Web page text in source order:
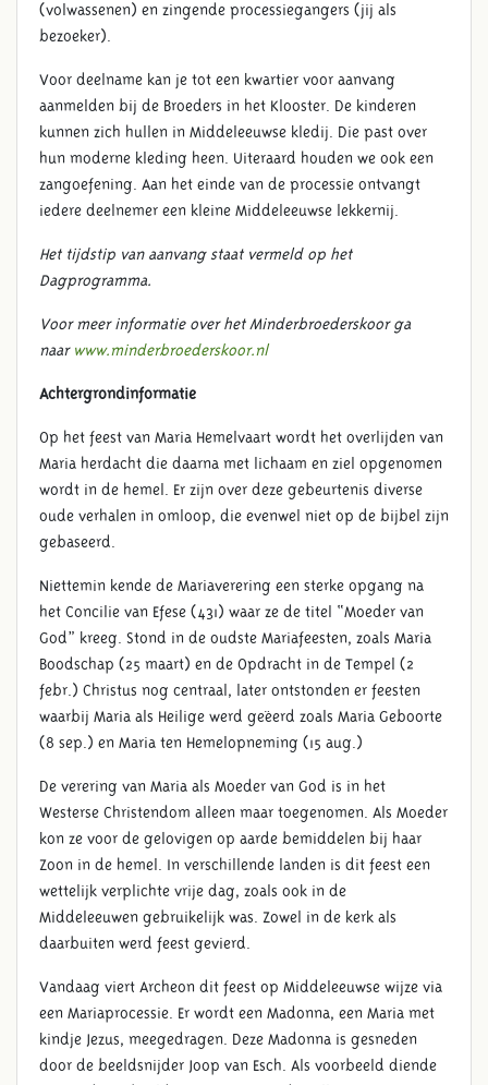
(volwassenen) en zingende processiegangers (jij als
bezoeker).
Voor deelname kan je tot een kwartier voor aanvang
aanmelden bij de Broeders in het Klooster. De kinderen
kunnen zich hullen in Middeleeuwse kledij. Die past over
hun moderne kleding heen. Uiteraard houden we ook een
zangoefening. Aan het einde van de processie ontvangt
iedere deelnemer een kleine Middeleeuwse lekkernij.
Het tijdstip van aanvang staat vermeld op het
Dagprogramma.
Voor meer informatie over het Minderbroederskoor ga
naar www.minderbroederskoor.nl
Achtergrondinformatie
Op het feest van Maria Hemelvaart wordt het overlijden van
Maria herdacht die daarna met lichaam en ziel opgenomen
wordt in de hemel. Er zijn over deze gebeurtenis diverse
oude verhalen in omloop, die evenwel niet op de bijbel zijn
gebaseerd.
Niettemin kende de Mariaverering een sterke opgang na
het Concilie van Efese (431) waar ze de titel “Moeder van
God” kreeg. Stond in de oudste Mariafeesten, zoals Maria
Boodschap (25 maart) en de Opdracht in de Tempel (2
febr.) Christus nog centraal, later ontstonden er feesten
waarbij Maria als Heilige werd geëerd zoals Maria Geboorte
(8 sep.) en Maria ten Hemelopneming (15 aug.)
De verering van Maria als Moeder van God is in het
Westerse Christendom alleen maar toegenomen. Als Moeder
kon ze voor de gelovigen op aarde bemiddelen bij haar
Zoon in de hemel. In verschillende landen is dit feest een
wettelijk verplichte vrije dag, zoals ook in de
Middeleeuwen gebruikelijk was. Zowel in de kerk als
daarbuiten werd feest gevierd.
Vandaag viert Archeon dit feest op Middeleeuwse wijze via
een Mariaprocessie. Er wordt een Madonna, een Maria met
kindje Jezus, meegedragen. Deze Madonna is gesneden
door de beeldsnijder Joop van Esch. Als voorbeeld diende